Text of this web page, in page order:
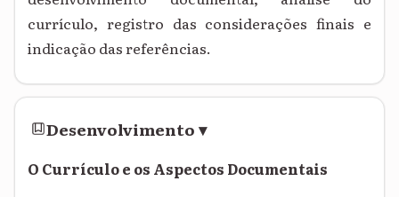
currículo, registro das considerações finais e
indicação das referências.
Desenvolvimento▾
O Currículo e os Aspectos Documentais